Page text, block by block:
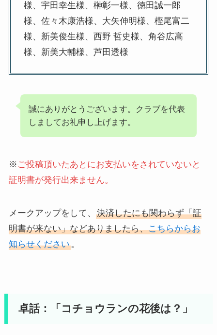
様、宇田幸生様、榊彰一様、徳田誠一郎
様、佐々木康浩様、大矢伸明様、樫尾富二
様、新美俊生様、西野 哲史様、角谷広高
様、新美大輔様、芦田透様
誠にありがとうございます。クラブを代表
しましてお礼申し上げます。
※ ご投稿頂いたあとにお支払いをされていないと
証明書が発行出来ません。
メークアップをして、 決済したにも関わらず「証
明書が来ない」などありましたら、こちらからお
知らせください。
卓話：「コチョウランの花後は？」